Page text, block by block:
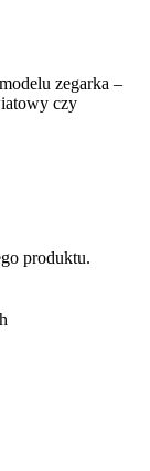
zegarka –
czy
produktu.